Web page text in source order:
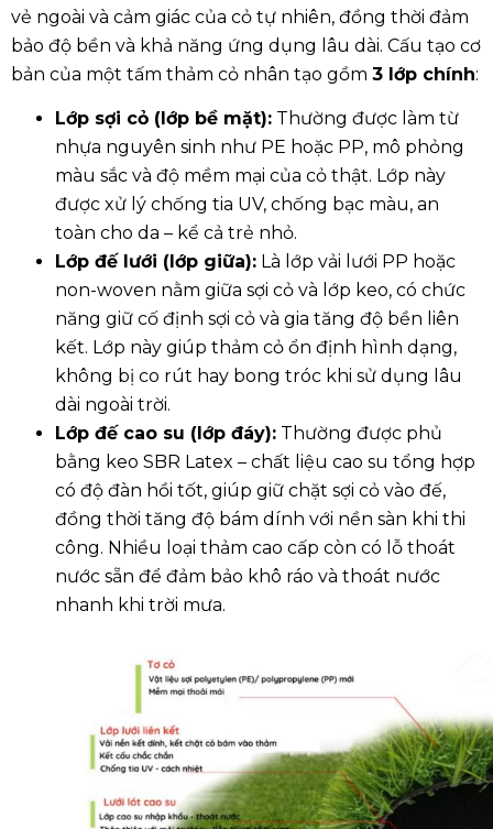
vẻ ngoài và cảm giác của cỏ tự nhiên, đồng thời đảm
bảo độ bền và khả năng ứng dụng lâu dài. Cấu tạo cơ
bản của một tấm thảm cỏ nhân tạo gồm 3 lớp chính:
Lớp sợi cỏ (lớp bề mặt): Thường được làm từ
nhựa nguyên sinh như PE hoặc PP, mô phỏng
màu sắc và độ mềm mại của cỏ thật. Lớp này
được xử lý chống tia UV, chống bạc màu, an
toàn cho da – kể cả trẻ nhỏ.
Lớp đế lưới (lớp giữa): Là lớp vải lưới PP hoặc
non-woven nằm giữa sợi cỏ và lớp keo, có chức
năng giữ cố định sợi cỏ và gia tăng độ bền liên
kết. Lớp này giúp thảm cỏ ổn định hình dạng,
không bị co rút hay bong tróc khi sử dụng lâu
dài ngoài trời.
Lớp đế cao su (lớp đáy): Thường được phủ
bằng keo SBR Latex – chất liệu cao su tổng hợp
có độ đàn hồi tốt, giúp giữ chặt sợi cỏ vào đế,
đồng thời tăng độ bám dính với nền sàn khi thi
công. Nhiều loại thảm cao cấp còn có lỗ thoát
nước sẵn để đảm bảo khô ráo và thoát nước
nhanh khi trời mưa.